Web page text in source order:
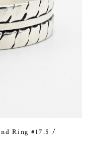
Ring #17.5 /